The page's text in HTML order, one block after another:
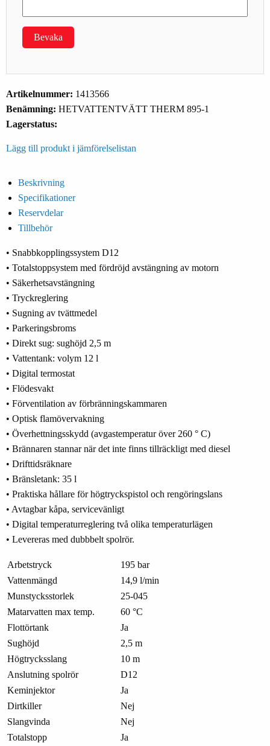
Bevaka
Artikelnummer: 1413566
Benämning: HETVATTENTVÄTT THERM 895-1
Lagerstatus:
Lägg till produkt i jämförelselistan
Beskrivning
Specifikationer
Reservdelar
Tillbehör
• Snabbkopplingssystem D12
• Totalstoppsystem med fördröjd avstängning av motorn
• Säkerhetsavstängning
• Tryckreglering
• Sugning av tvättmedel
• Parkeringsbroms
• Direkt sug: sughöjd 2,5 m
• Vattentank: volym 12 l
• Digital termostat
• Flödesvakt
• Förventilation av förbränningskammaren
• Optisk flamövervakning
• Överhettningsskydd (avgastemperatur över 260 ° C)
• Brännaren stannar när det inte finns tillräckligt med diesel
• Drifttidsräknare
• Bränsletank: 35 l
• Praktiska hållare för högtryckspistol och rengöringslans
• Avtagbar kåpa, servicevänligt
• Digital temperaturreglering två olika temperaturlägen
• Levereras med dubbbelt spolrör.
Arbetstryck
195 bar
Vattenmängd
14,9 l/min
Munstycksstorlek
25-045
Matarvatten max temp.
60 °C
Flottörtank
Ja
Sughöjd
2,5 m
Högtrycksslang
10 m
Anslutning spolrör
D12
Keminjektor
Ja
Dirtkiller
Nej
Slangvinda
Nej
Totalstopp
Ja